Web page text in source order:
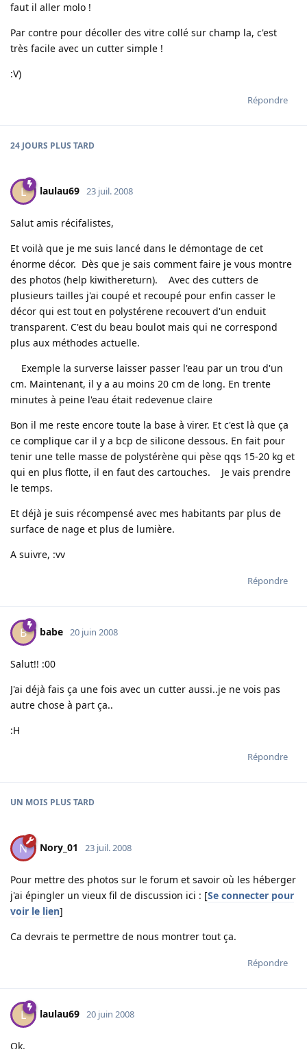
faut il aller molo !
Par contre pour décoller des vitre collé sur champ la, c'est
très facile avec un cutter simple !
:V)
Répondre
24 JOURS PLUS TARD
L laulau69 23 juil. 2008
Salut amis récifalistes,
Et voilà que je me suis lancé dans le démontage de cet
énorme décor. Dès que je sais comment faire je vous montre
des photos (help kiwithereturn). Avec des cutters de
plusieurs tailles j'ai coupé et recoupé pour enfin casser le
décor qui est tout en polystérene recouvert d'un enduit
transparent. C'est du beau boulot mais qui ne correspond
plus aux méthodes actuelle.
Exemple la surverse laisser passer l'eau par un trou d'un
cm. Maintenant, il y a au moins 20 cm de long. En trente
minutes à peine l'eau était redevenue claire
Bon il me reste encore toute la base à virer. Et c'est là que ça
ce complique car il y a bcp de silicone dessous. En fait pour
tenir une telle masse de polystérène qui pèse qqs 15-20 kg et
qui en plus flotte, il en faut des cartouches. Je vais prendre
le temps.
Et déjà je suis récompensé avec mes habitants par plus de
surface de nage et plus de lumière.
A suivre, :vv
Répondre
B babe 20 juin 2008
Salut!! :00
J'ai déjà fais ça une fois avec un cutter aussi..je ne vois pas
autre chose à part ça..
:H
Répondre
UN MOIS PLUS TARD
N Nory_01 23 juil. 2008
Pour mettre des photos sur le forum et savoir où les héberger
j'ai épingler un vieux fil de discussion ici : [Se connecter pour
voir le lien]
Ca devrais te permettre de nous montrer tout ça.
Répondre
L laulau69 20 juin 2008
Ok,